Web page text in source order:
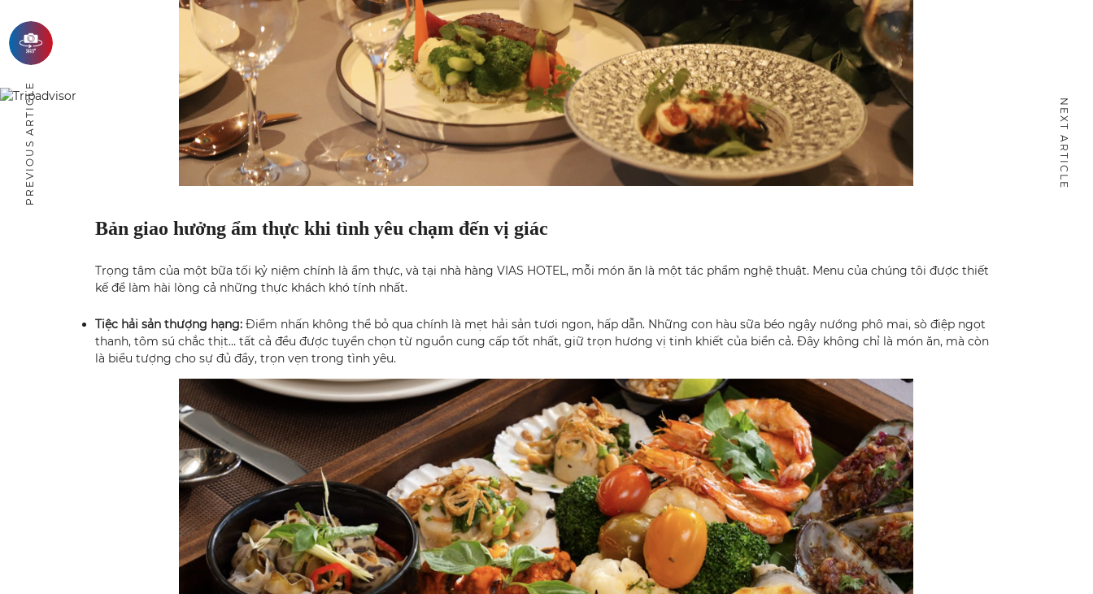
Bản giao hưởng ẩm thực khi tình yêu chạm đến vị giác
Trọng tâm của một bữa tối kỷ niệm chính là ẩm thực, và tại nhà hàng VIAS HOTEL, mỗi món ăn là một tác phẩm nghệ thuật. Menu của chúng tôi được thiết
kế để làm hài lòng cả những thực khách khó tính nhất.
Tiệc hải sản thượng hạng: Điểm nhấn không thể bỏ qua chính là mẹt hải sản tươi ngon, hấp dẫn. Những con hàu sữa béo ngậy nướng phô mai, sò điệp ngọt
thanh, tôm sú chắc thịt… tất cả đều được tuyển chọn từ nguồn cung cấp tốt nhất, giữ trọn hương vị tinh khiết của biển cả. Đây không chỉ là món ăn, mà còn
là biểu tượng cho sự đủ đầy, trọn vẹn trong tình yêu.
PREVIOUS ARTICLE NEXT ARTICLE